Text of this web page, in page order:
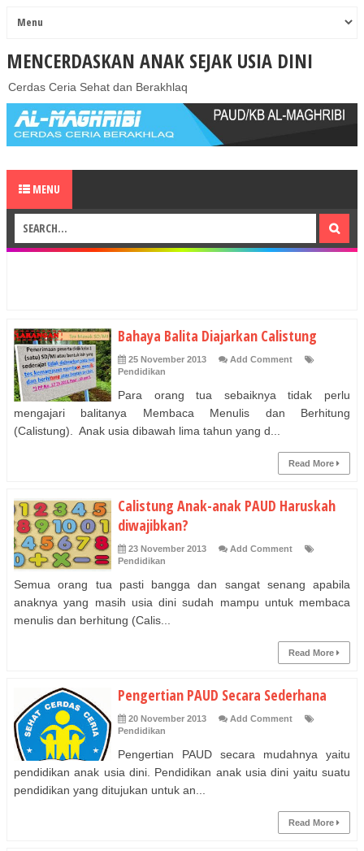
MENCERDASKAN ANAK SEJAK USIA DINI
Cerdas Ceria Sehat dan Berakhlaq
MENU
Bahaya Balita Diajarkan Calistung
25 November 2013
Add Comment
Pendidikan
Para orang tua sebaiknya tidak perlu
mengajari balitanya Membaca Menulis dan Berhitung
(Calistung). Anak usia dibawah lima tahun yang d...
Read More
Calistung Anak-anak PAUD Haruskah
diwajibkan?
23 November 2013
Add Comment
Pendidikan
Semua orang tua pasti bangga dan sangat senang apabila
anaknya yang masih usia dini sudah mampu untuk membaca
menulis dan berhitung (Calis...
Read More
Pengertian PAUD Secara Sederhana
20 November 2013
Add Comment
Pendidikan
Pengertian PAUD secara mudahnya yaitu
pendidikan anak usia dini. Pendidikan anak usia dini yaitu suatu
pendidikan yang ditujukan untuk an...
Read More